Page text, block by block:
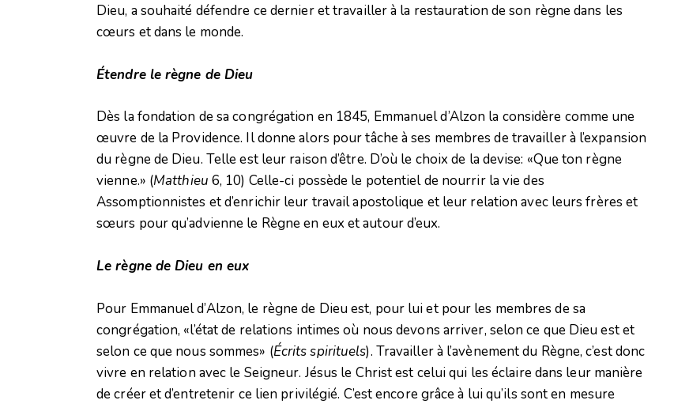
Dieu, a souhaité défendre ce dernier et travailler à la restauration de son règne dans les
cœurs et dans le monde.
Étendre le règne de Dieu
Dès la fondation de sa congrégation en 1845, Emmanuel d’Alzon la considère comme une
œuvre de la Providence. Il donne alors pour tâche à ses membres de travailler à l’expansion
du règne de Dieu. Telle est leur raison d’être. D’où le choix de la devise: «Que ton règne
vienne.» (Matthieu 6, 10) Celle-ci possède le potentiel de nourrir la vie des
Assomptionnistes et d’enrichir leur travail apostolique et leur relation avec leurs frères et
sœurs pour qu’advienne le Règne en eux et autour d’eux.
Le règne de Dieu en eux
Pour Emmanuel d’Alzon, le règne de Dieu est, pour lui et pour les membres de sa
congrégation, «l’état de relations intimes où nous devons arriver, selon ce que Dieu est et
selon ce que nous sommes» (Écrits spirituels). Travailler à l’avènement du Règne, c’est donc
vivre en relation avec le Seigneur. Jésus le Christ est celui qui les éclaire dans leur manière
de créer et d’entretenir ce lien privilégié. C’est encore grâce à lui qu’ils sont en mesure